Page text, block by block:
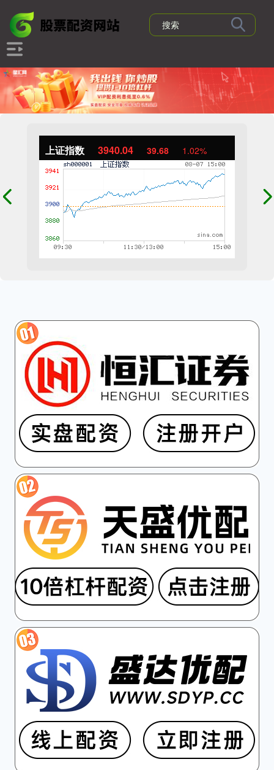
上证指数 3940.04 39.68 1.02%